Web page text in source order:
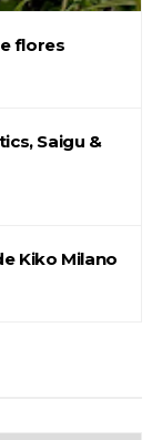
flores
Saigu &
Kiko Milano